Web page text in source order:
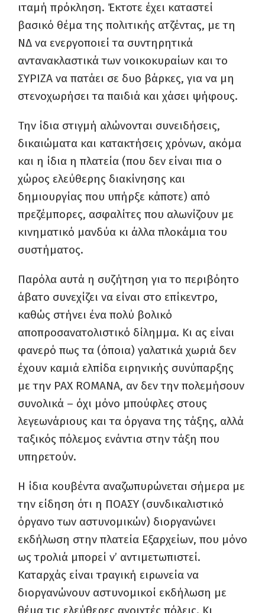
ιταμή πρόκληση. Έκτοτε έχει καταστεί
βασικό θέμα της πολιτικής ατζέντας, με τη
ΝΔ να ενεργοποιεί τα συντηρητικά
αντανακλαστικά των νοικοκυραίων και το
ΣΥΡΙΖΑ να πατάει σε δυο βάρκες, για να μη
στενοχωρήσει τα παιδιά και χάσει ψήφους.
Την ίδια στιγμή αλώνονται συνειδήσεις,
δικαιώματα και κατακτήσεις χρόνων, ακόμα
και η ίδια η πλατεία (που δεν είναι πια ο
χώρος ελεύθερης διακίνησης και
δημιουργίας που υπήρξε κάποτε) από
πρεζέμπορες, ασφαλίτες που αλωνίζουν με
κινηματικό μανδύα κι άλλα πλοκάμια του
συστήματος.
Παρόλα αυτά η συζήτηση για το περιβόητο
άβατο συνεχίζει να είναι στο επίκεντρο,
καθώς στήνει ένα πολύ βολικό
αποπροσανατολιστικό δίλημμα. Κι ας είναι
φανερό πως τα (όποια) γαλατικά χωριά δεν
έχουν καμιά ελπίδα ειρηνικής συνύπαρξης
με την PAX ROMANA, αν δεν την πολεμήσουν
συνολικά – όχι μόνο μπούφλες στους
λεγεωνάριους και τα όργανα της τάξης, αλλά
ταξικός πόλεμος ενάντια στην τάξη που
υπηρετούν.
Η ίδια κουβέντα αναζωπυρώνεται σήμερα με
την είδηση ότι η ΠΟΑΣΥ (συνδικαλιστικό
όργανο των αστυνομικών) διοργανώνει
εκδήλωση στην πλατεία Εξαρχείων, που μόνο
ως τρολιά μπορεί ν’ αντιμετωπιστεί.
Καταρχάς είναι τραγική ειρωνεία να
διοργανώνουν αστυνομικοί εκδήλωση με